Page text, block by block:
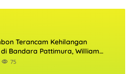
Terancam Kehilangan
Bandara Pattimura, William
Maskapai Utamakan Tenaga
75